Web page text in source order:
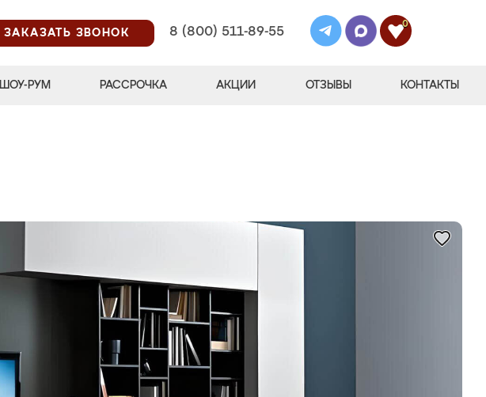
ЗАКАЗАТЬ ЗВОНОК
8 (800) 511-89-55
0
ШОУ-РУМ РАССРОЧКА АКЦИИ ОТЗЫВЫ КОНТАКТЫ